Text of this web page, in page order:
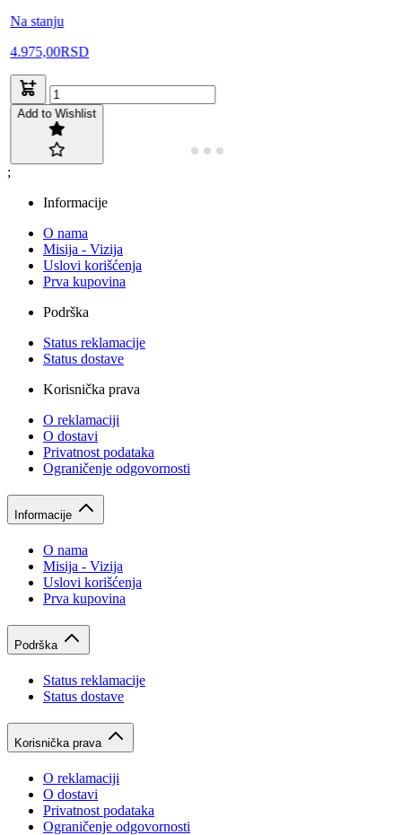
Na stanju
4.975,00RSD
Add to Wishlist
;
Informacije
O nama
Misija - Vizija
Uslovi korišćenja
Prva kupovina
Podrška
Status reklamacije
Status dostave
Korisnička prava
O reklamaciji
O dostavi
Privatnost podataka
Ograničenje odgovornosti
Informacije
O nama
Misija - Vizija
Uslovi korišćenja
Prva kupovina
Podrška
Status reklamacije
Status dostave
Korisnička prava
O reklamaciji
O dostavi
Privatnost podataka
Ograničenje odgovornosti